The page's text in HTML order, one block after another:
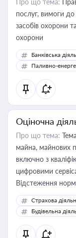
Про що тема:
послуг, вимоги до
засобів охорони
охорони
Банківська
Паливно-
Оціночна
Про що тема:
майна, майнових
включно з
цифровими
Відстеження
корисне для
бухгалтера під
державного
статусу суб'єктів
Страхова
Будівельна